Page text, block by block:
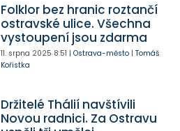
Folklor bez hranic roztančí
ostravské ulice. Všechna
vystoupení jsou zdarma
11. srpna 2025 8:51 | Ostrava-město| Tomáš
Kořistka
Držitelé Thálií navštívili
Novou radnici. Za Ostravu